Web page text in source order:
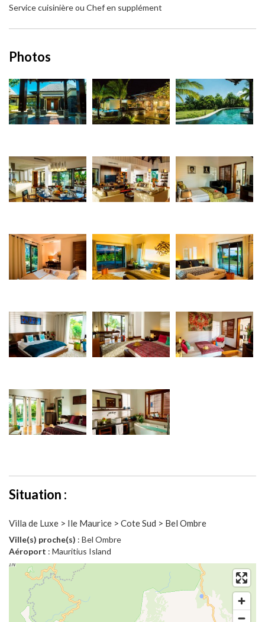
Service cuisinière ou Chef en supplément
Photos
Situation :
Villa de Luxe > Ile Maurice > Cote Sud > Bel Ombre
Ville(s) proche(s) : Bel Ombre
Aéroport : Mauritius Island